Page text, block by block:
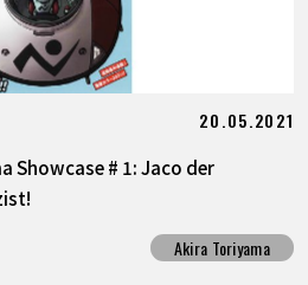
20.05.2021
Showcase # 1: Jaco der
Akira Toriyama